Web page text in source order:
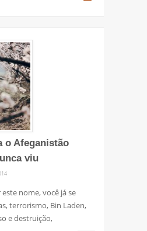
o Afeganistão
viu
nome, você já se
terrorismo, Bin Laden,
e destruição,